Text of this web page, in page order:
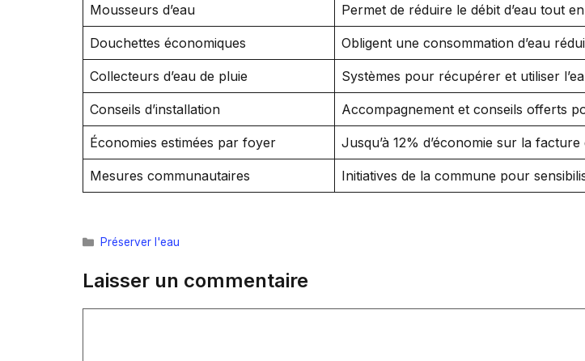
Mousseurs d’eau Permet de réduire le débit d’eau tout
Douchettes économiques Obligent une consommation d’eau
Collecteurs d’eau de pluie Systèmes pour récupérer et utiliser
Conseils d’installation Accompagnement et conseils offerts
Économies estimées par foyer Jusqu’à 12% d’économie sur la
Mesures communautaires Initiatives de la commune pour
Catégories
Préserver l'eau
Laisser un commentaire